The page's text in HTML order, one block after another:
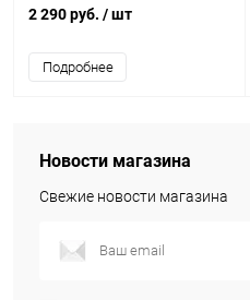
2 290 руб. / шт
Подробнее
Новости магазина
Свежие новости магазина